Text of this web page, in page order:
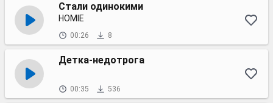
Стали одинокими
HOMIE
00:26 8
Детка-недотрога
00:35 536